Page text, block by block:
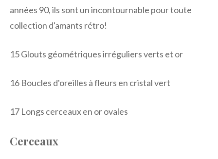
années 90, ils sont un incontournable pour toute
collection d'amants rétro!
15Glouts géométriques irréguliers verts et or
16 Boucles d'oreilles à fleurs en cristal vert
17 Longs cerceaux en or ovales
Cerceaux